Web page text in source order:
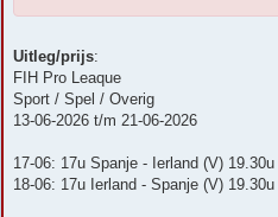
Uitleg/prijs:
FIH Pro Leaque
Sport / Spel / Overig
13-06-2026 t/m 21-06-2026
17-06: 17u Spanje - Ierland (V)
18-06: 17u Ierland - Spanje (V)